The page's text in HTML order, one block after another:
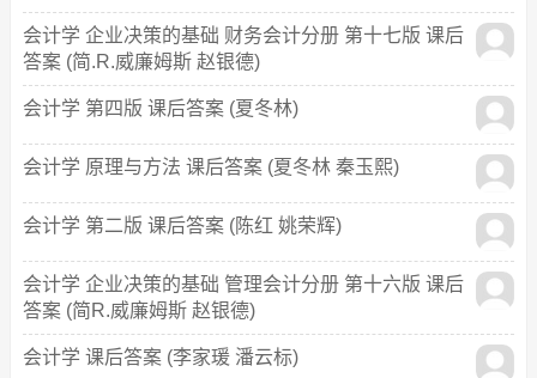
会计学 企业决策的基础 财务会计分册 第十七版 课后
答案 (简.R.威廉姆斯 赵银德)
会计学 第四版 课后答案 (夏冬林)
会计学 原理与方法 课后答案 (夏冬林 秦玉熙)
会计学 第二版 课后答案 (陈红 姚荣辉)
会计学 企业决策的基础 管理会计分册 第十六版 课后
答案 (简R.威廉姆斯 赵银德)
会计学 课后答案 (李家瑗 潘云标)